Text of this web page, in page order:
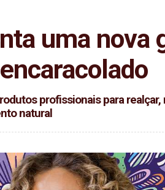
uma nova
profissionais para
natural